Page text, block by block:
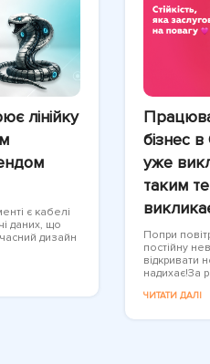
лінійку
є кабелі
даних, що
дизайн
бізнес
уже
таким
Попри
постійну
відкривати
надихає!За
ЧИТАТИ ДАЛІ